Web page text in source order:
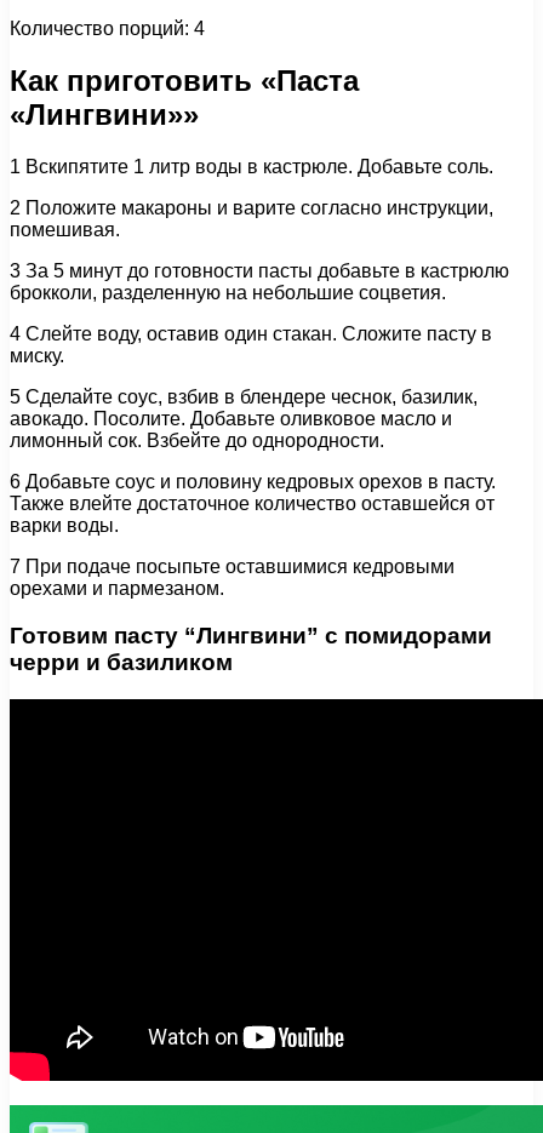
Количество порций: 4
Как приготовить «Паста
«Лингвини»»
1 Вскипятите 1 литр воды в кастрюле. Добавьте соль.
2 Положите макароны и варите согласно инструкции,
помешивая.
3 За 5 минут до готовности пасты добавьте в кастрюлю
брокколи, разделенную на небольшие соцветия.
4 Слейте воду, оставив один стакан. Сложите пасту в
миску.
5 Сделайте соус, взбив в блендере чеснок, базилик,
авокадо. Посолите. Добавьте оливковое масло и
лимонный сок. Взбейте до однородности.
6 Добавьте соус и половину кедровых орехов в пасту.
Также влейте достаточное количество оставшейся от
варки воды.
7 При подаче посыпьте оставшимися кедровыми
орехами и пармезаном.
Готовим пасту “Лингвини” с помидорами
черри и базиликом